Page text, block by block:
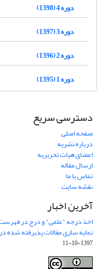
دوره 4 (1398)
دوره 3 (1397)
دوره 2 (1396)
دوره 1 (1395)
دسترسی سریع
صفحه اصلی
درباره نشریه
اعضای هیات تحریریه
ارسال مقاله
تماس با ما
نقشه سایت
آخرین اخبار
اخذ درجه "علمی" و درج در
نمایه سازی مقالات پذیرفته شده
1397-10-11